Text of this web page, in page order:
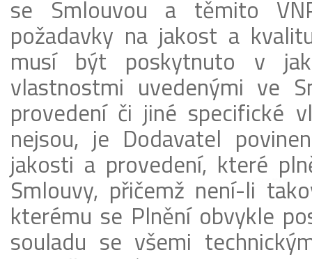
se Smlouvou a těmito
požadavky na jakost a
musí být poskytnuto v
vlastnostmi uvedenými ve
provedení či jiné specifické
nejsou, je Dodavatel
jakosti a provedení, které
Smlouvy, přičemž není-li
kterému se Plnění obvykle
souladu se všemi